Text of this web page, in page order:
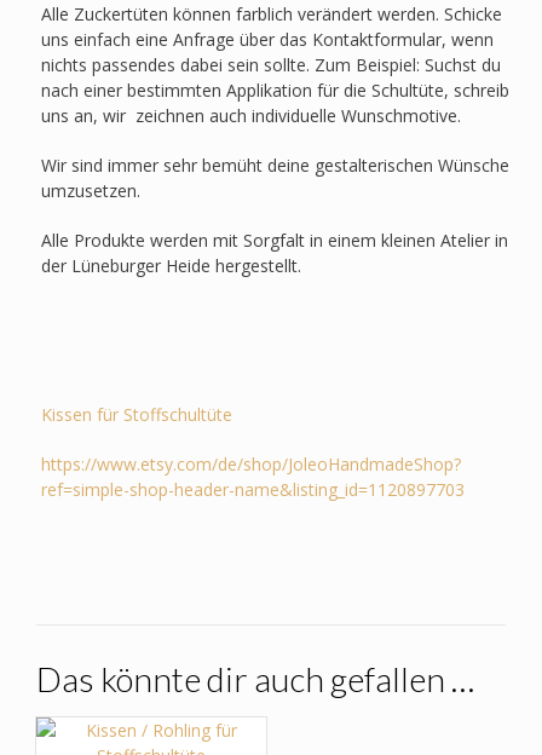
Alle Zuckertüten können farblich verändert werden. Schicke
uns einfach eine Anfrage über das Kontaktformular, wenn
nichts passendes dabei sein sollte. Zum Beispiel: Suchst du
nach einer bestimmten Applikation für die Schultüte, schreib
uns an, wir zeichnen auch individuelle Wunschmotive.
Wir sind immer sehr bemüht deine gestalterischen Wünsche
umzusetzen.
Alle Produkte werden mit Sorgfalt in einem kleinen Atelier in
der Lüneburger Heide hergestellt.
Kissen für Stoffschultüte
https://www.etsy.com/de/shop/JoleoHandmadeShop?
ref=simple-shop-header-name&listing_id=1120897703
Das könnte dir auch gefallen …